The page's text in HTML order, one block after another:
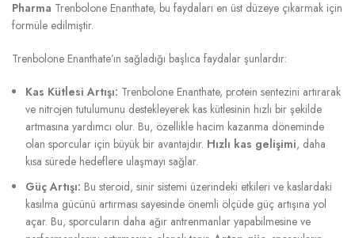
Pharma Trenbolone Enanthate, bu faydaları en üst düzeye çıkarmak için
formüle edilmiştir.
Trenbolone Enanthate’ın sağladığı başlıca faydalar şunlardır:
Kas Kütlesi Artışı: Trenbolone Enanthate, protein sentezini artırarak
ve nitrojen tutulumunu destekleyerek kas kütlesinin hızlı bir şekilde
artmasına yardımcı olur. Bu, özellikle hacim kazanma döneminde
olan sporcular için büyük bir avantajdır. Hızlı kas gelişimi, daha
kısa sürede hedeflere ulaşmayı sağlar.
Güç Artışı: Bu steroid, sinir sistemi üzerindeki etkileri ve kaslardaki
kasılma gücünü artırması sayesinde önemli ölçüde güç artışına yol
açar. Bu, sporcuların daha ağır antrenmanlar yapabilmesine ve